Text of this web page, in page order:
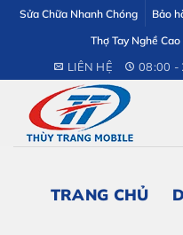
dung
Sửa Chữa Nhanh Chóng Bảo
Thợ Tay Nghề Cao
LIÊN HỆ 08:00 -
TRANG CHỦ